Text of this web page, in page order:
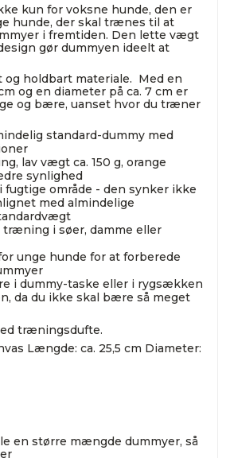
kun for voksne hunde, den er
hunde, der skal trænes til at
i fremtiden. Den lette vægt
gør dummyen ideelt at
og holdbart materiale. Med en
og en diameter på ca. 7 cm er
og bære, uanset hvor du træner
standard-dummy med
lav vægt ca. 150 g, orange
synlighed
område - den synker ikke
med almindelige
træning i søer, damme eller
unge hunde for at forberede
i dummy-taske eller i rygsækken
da du ikke skal bære så meget
træningsdufte.
Længde: ca. 25,5 cm Diameter:
en større mængde dummyer, så